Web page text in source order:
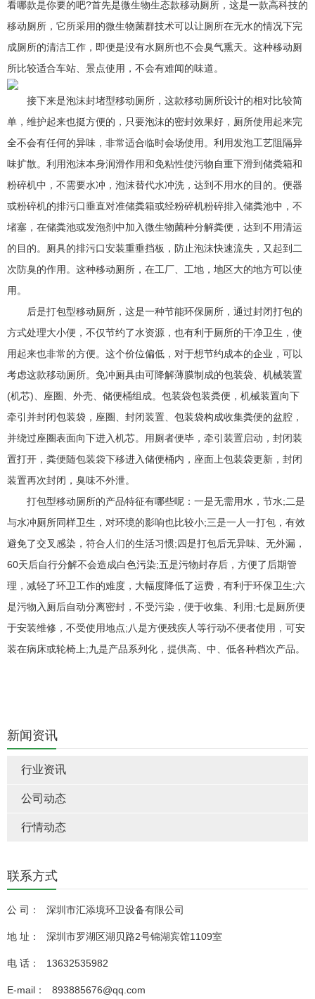
新闻资讯
行业资讯
公司动态
行情动态
联系方式
公 司： 深圳市汇添境环卫设备有限公司
地 址： 深圳市罗湖区湖贝路2号锦湖宾馆1109室
电 话： 13632535982
E-mail： 893885676@qq.com
看哪款是你要的吧?首先是微生物生态款移动厕所，这是一款高科技的
移动厕所，它所采用的微生物菌群技术可以让厕所在无水的情况下完
成厕所的清洁工作，即便是没有水厕所也不会臭气熏天。这种移动厕
所比较适合车站、景点使用，不会有难闻的味道。
接下来是泡沫封堵型移动厕所，这款移动厕所设计的相对比较简
单，维护起来也挺方便的，只要泡沫的密封效果好，厕所使用起来完
全不会有任何的异味，非常适合临时会场使用。利用发泡工艺阻隔异
味扩散。利用泡沫本身润滑作用和免粘性使污物自重下滑到储粪箱和
粉碎机中，不需要水冲，泡沫替代水冲洗，达到不用水的目的。便器
或粉碎机的排污口垂直对准储粪箱或经粉碎机粉碎排入储粪池中，不
堵塞，在储粪池或发泡剂中加入微生物菌种分解粪便，达到不用清运
的目的。厕具的排污口安装重垂挡板，防止泡沫快速流失，又起到二
次防臭的作用。这种移动厕所，在工厂、工地，地区大的地方可以使
用。
后是打包型移动厕所，这是一种节能环保厕所，通过封闭打包的
方式处理大小便，不仅节约了水资源，也有利于厕所的干净卫生，使
用起来也非常的方便。这个价位偏低，对于想节约成本的企业，可以
考虑这款移动厕所。免冲厕具由可降解薄膜制成的包装袋、机械装置
(机芯)、座圈、外壳、储便桶组成。包装袋包装粪便，机械装置向下
牵引并封闭包装袋，座圈、封闭装置、包装袋构成收集粪便的盆腔，
并绕过座圈表面向下进入机芯。用厕者便毕，牵引装置启动，封闭装
置打开，粪便随包装袋下移进入储便桶内，座面上包装袋更新，封闭
装置再次封闭，臭味不外泄。
打包型移动厕所的产品特征有哪些呢：一是无需用水，节水;二是
与水冲厕所同样卫生，对环境的影响也比较小;三是一人一打包，有效
避免了交叉感染，符合人们的生活习惯;四是打包后无异味、无外漏，
60天后自行分解不会造成白色污染;五是污物封存后，方便了后期管
理，减轻了环卫工作的难度，大幅度降低了运费，有利于环保卫生;六
是污物入厕后自动分离密封，不受污染，便于收集、利用;七是厕所便
于安装维修，不受使用地点;八是方便残疾人等行动不便者使用，可安
装在病床或轮椅上;九是产品系列化，提供高、中、低各种档次产品。